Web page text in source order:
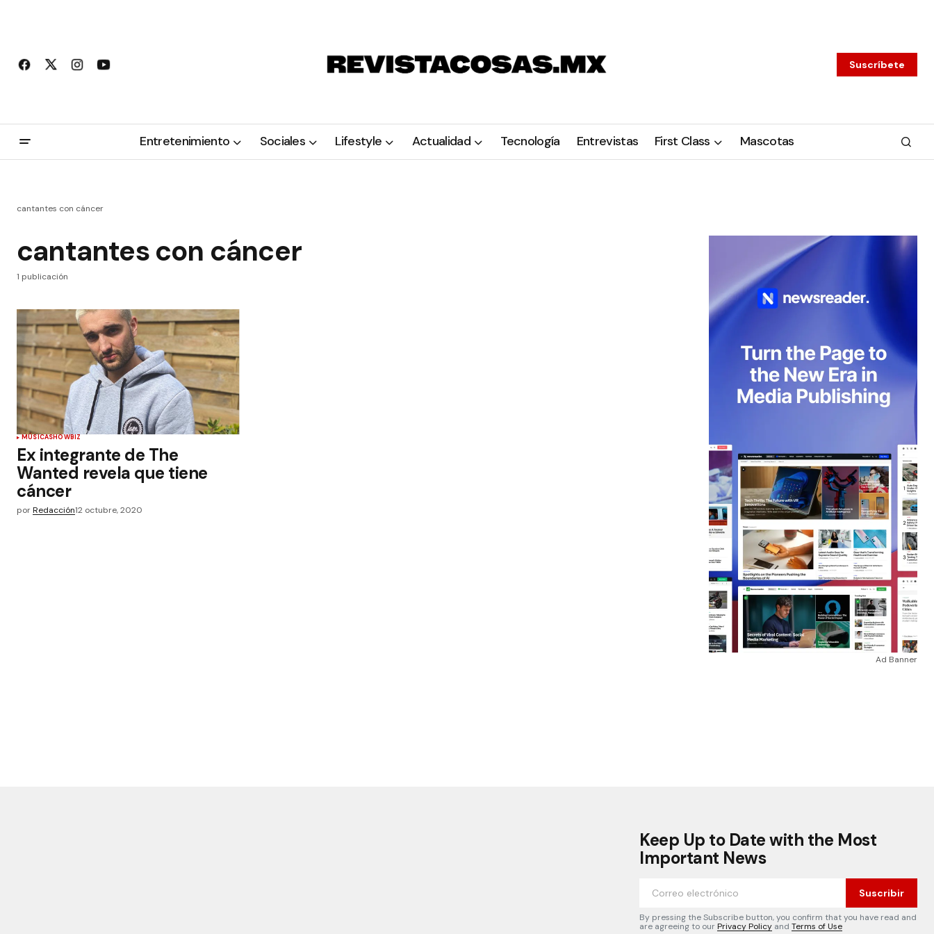
Suscríbete
Entretenimiento Sociales Lifestyle Actualidad Tecnología Entrevistas First Class Mascotas
cantantes con cáncer
cantantes con cáncer
1 publicación
MÚSICASHOWBIZ
Ex integrante de The
Wanted revela que tiene
cáncer
porRedacción12 octubre, 2020
Ad Banner
Keep Up to Date with the Most
Important News
Suscribir
By pressing the Subscribe button, you confirm that you have read and
are agreeing to ourPrivacy Policy and Terms of Use